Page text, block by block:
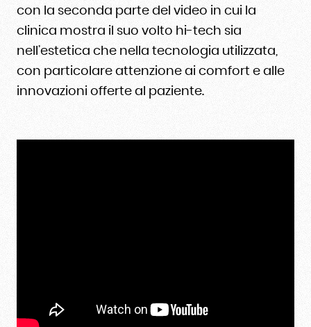
con la seconda parte del video in cui la
clinica mostra il suo volto hi-tech sia
nell’estetica che nella tecnologia utilizzata,
con particolare attenzione ai comfort e alle
innovazioni offerte al paziente.